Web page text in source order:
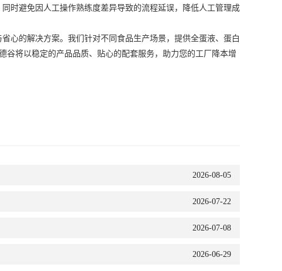
时避免因人工操作熟练度差异导致的流程延误，降低人工管理成
的解决方案。我们针对不同食品生产场景，提供全蛋液、蛋白
将以稳定的产品品质、贴心的配套服务，助力您的工厂降本增
2026-08-05
2026-07-22
2026-07-08
2026-06-29